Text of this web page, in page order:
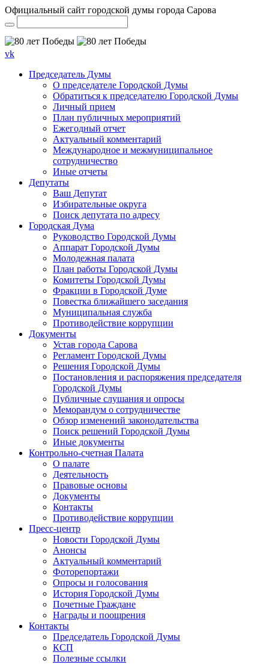
Официальный сайт городской думы города Сарова
vk
Председатель Думы
О председателе Городской Думы
Обратиться к председателю Городской Думы
Личный прием
План публичных мероприятий
Ежегодный отчет
Актуальный комментарий
Международное и межмуниципальное
сотрудничество
Иные отчеты
Депутаты
Ваш Депутат
Избирательные округа
Поиск депутата по адресу
Городская Дума
Руководство Городской Думы
Аппарат Городской Думы
Молодежная палата
План работы Городской Думы
Комитеты Городской Думы
Фракции в Городской Думе
Повестка ближайшего заседания
Муниципальная служба
Противодействие коррупции
Документы
Устав города Сарова
Регламент Городской Думы
Решения Городской Думы
Постановления и распоряжения председателя
Городской Думы
Публичные слушания и опросы
Меморандум о сотрудничестве
Обзор изменений законодательства
Поиск решений Городской Думы
Иные документы
Контрольно-счетная Палата
О палате
Деятельность
Правовые основы
Документы
Контакты
Противодействие коррупции
Пресс-центр
Новости Городской Думы
Анонсы
Актуальный комментарий
Фоторепортажи
Опросы и голосования
История Городской Думы
Почетные Граждане
Награды и поощрения
Контакты
Председатель Городской Думы
КСП
Полезные ссылки